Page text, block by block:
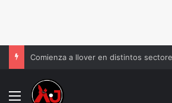
Comienza a llover en distintos
Menu